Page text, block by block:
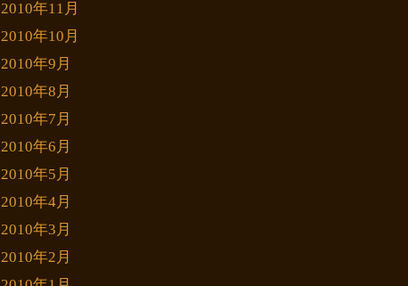
2010年11月
2010年10月
2010年9月
2010年8月
2010年7月
2010年6月
2010年5月
2010年4月
2010年3月
2010年2月